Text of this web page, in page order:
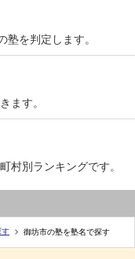
を判定します。
ます。
村別ランキングです。
す 御坊市の塾を塾名で探す